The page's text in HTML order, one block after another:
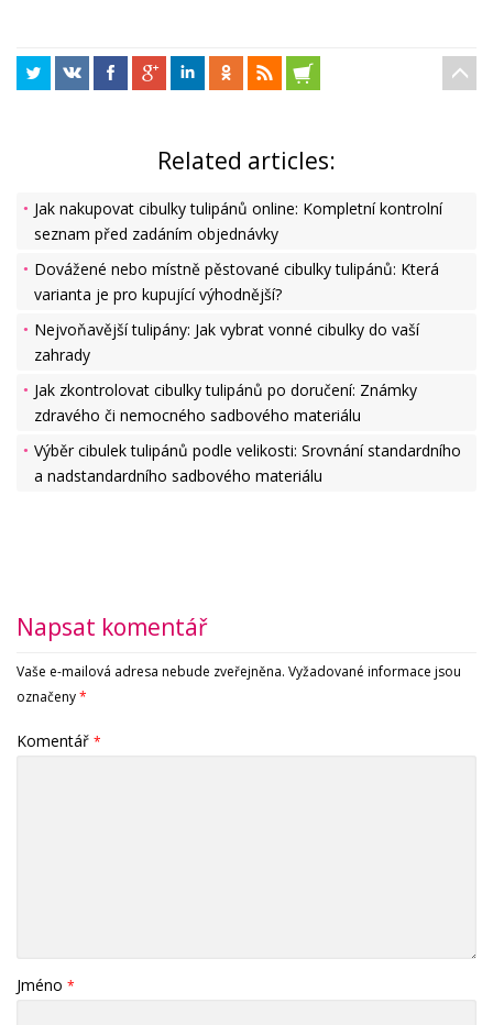
Related articles:
Jak nakupovat cibulky tulipánů online: Kompletní kontrolní
seznam před zadáním objednávky
Dovážené nebo místně pěstované cibulky tulipánů: Která
varianta je pro kupující výhodnější?
Nejvoňavější tulipány: Jak vybrat vonné cibulky do vaší
zahrady
Jak zkontrolovat cibulky tulipánů po doručení: Známky
zdravého či nemocného sadbového materiálu
Výběr cibulek tulipánů podle velikosti: Srovnání standardního
a nadstandardního sadbového materiálu
Napsat komentář
Vaše e-mailová adresa nebude zveřejněna. Vyžadované informace jsou
označeny*
Komentář *
Jméno *